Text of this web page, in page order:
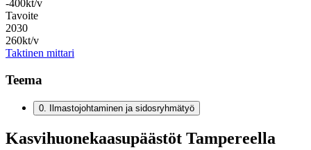
-400kt/v
Tavoite
2030
260kt/v
Taktinen mittari
Teema
0 Ilmastojohtaminen ja sidosryhmätyö
Kasvihuonekaasupäästöt Tampereella